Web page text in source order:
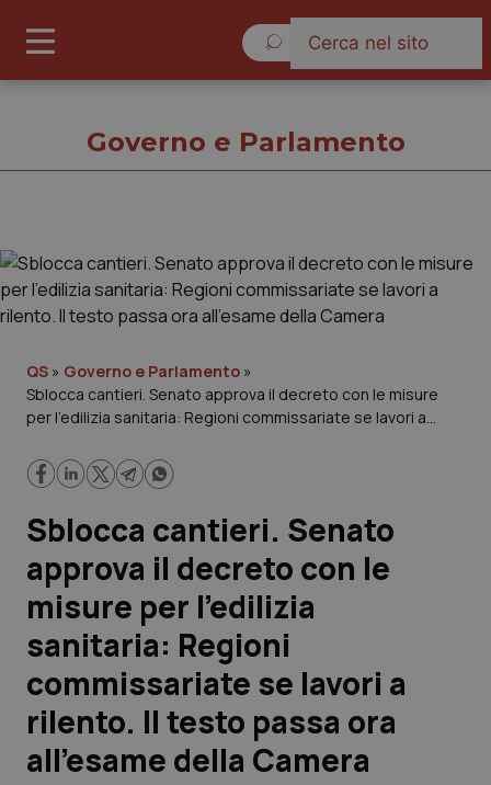
Cronache
Governo e Parlamento
Regioni e Asl
Lavoro e Professioni
Scienza e Farmaci
Studi e Analisi
Lettere al direttore
Edizioni Regionali
QS Pro
Governo e Parlamento
QS » Governo e Parlamento »
Sblocca cantieri. Senato approva il decreto con le misure
per l’edilizia sanitaria: Regioni commissariate se lavori a
Sblocca cantieri. Senato
approva il decreto con le
misure per l’edilizia
sanitaria: Regioni
commissariate se lavori a
rilento. Il testo passa ora
all’esame della Camera